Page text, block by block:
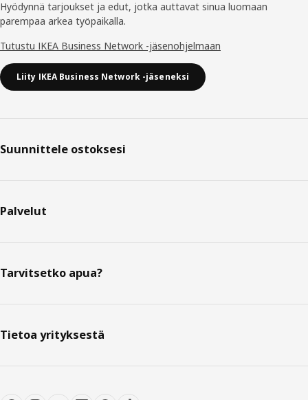
Hyödynnä tarjoukset ja edut, jotka auttavat sinua luomaan
parempaa arkea työpaikalla.
Tutustu IKEA Business Network -jäsenohjelmaan
Liity IKEA Business Network -jäseneksi
Suunnittele ostoksesi
Palvelut
Tarvitsetko apua?
Tietoa yrityksestä